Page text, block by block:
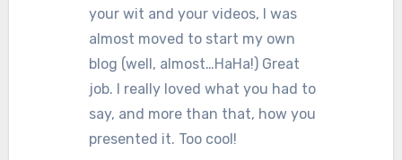
your wit and your videos, I was
almost moved to start my own
blog (well, almost…HaHa!) Great
job. I really loved what you had to
say, and more than that, how you
presented it. Too cool!